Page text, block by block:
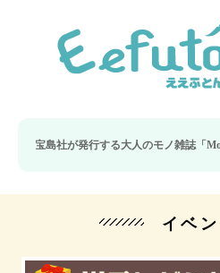
が発行する大人のモノ雑誌「MonoMaster
イベン